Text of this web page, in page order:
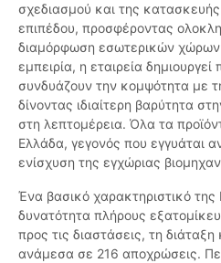
σχεδιασμού και της
επιπέδου, προσφέροντας
διαμόρφωση εσωτερικών
εμπειρία, η εταιρεία δημιουργεί
συνδυάζουν την κομψότητα με
δίνοντας ιδιαίτερη βαρύτητα
στη λεπτομέρεια. Όλα τα
Ελλάδα, γεγονός που εγγυάται
ενίσχυση της εγχώριας
Ένα βασικό χαρακτηριστικό της
δυνατότητα πλήρους
προς τις διαστάσεις, τη διάταξη
ανάμεσα σε 216 αποχρώσεις.